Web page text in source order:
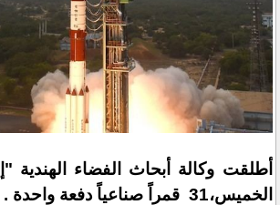
أطلقت وكالة أبحاث الفضاء
الخميس،31 قمراً صناعياً دفعة واحدة .